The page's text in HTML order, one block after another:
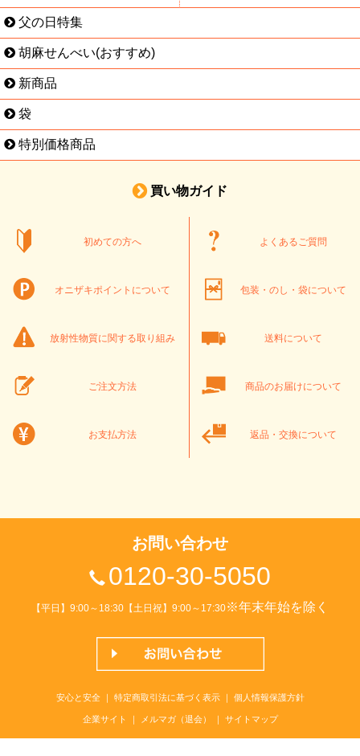
父の日特集
胡麻せんべい(おすすめ)
新商品
袋
特別価格商品
買い物ガイド
初めての方へ よくあるご質問
オニザキポイントについて 包装・のし・袋について
放射性物質に関する取り組み 送料について
ご注文方法 商品のお届けについて
お支払方法 返品・交換について
お問い合わせ
0120-30-5050
【平日】9:00～18:30【土日祝】9:00～17:30※年末年始を除く
安心と安全｜ 特定商取引法に基づく表示｜ 個人情報保護方針
企業サイト ｜ メルマガ（退会） ｜ サイトマップ